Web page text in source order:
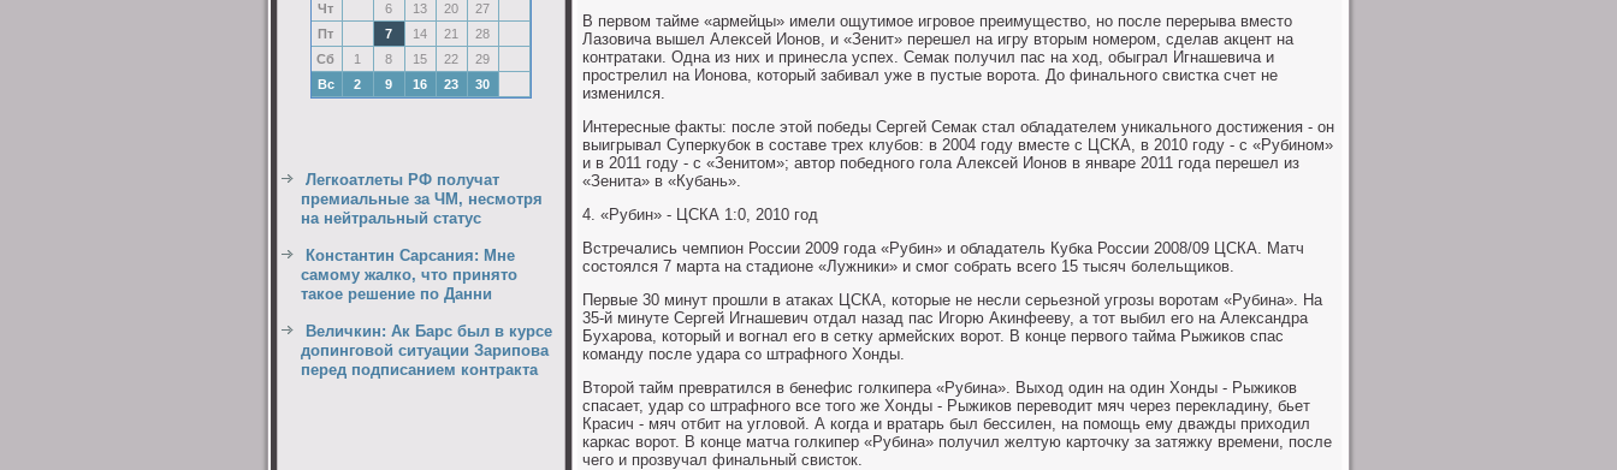
Чт
6 13 20
27
Пт
7 14 21
28
Сб
1 8 15 22
29
Вс
2 9 16 23 30
Легкоатлеты РФ получат
премиальные за ЧМ, несмотря
на нейтральный статус
Константин Сарсания: Мне
самому жалко, что принято
такое решение по Данни
Величкин: Ак Барс был в курсе
допинговой ситуации Зарипова
перед подписанием контракта
В первом тайме «армейцы» имели ощутимое игровое преимущество, но после перерыва вместо
Лазовича вышел Алексей Ионов, и «Зенит» перешел на игру вторым номером, сделав акцент на
контратаки. Одна из них и принесла успех. Семак получил пас на ход, обыграл Игнашевича и
прострелил на Ионова, который забивал уже в пустые ворота. До финального свистка счет не
изменился.
Интересные факты: после этой победы Сергей Семак стал обладателем уникального достижения - он
выигрывал Суперкубок в составе трех клубов: в 2004 году вместе с ЦСКА, в 2010 году - с «Рубином»
и в 2011 году - с «Зенитом»; автор победного гола Алексей Ионов в январе 2011 года перешел из
«Зенита» в «Кубань».
4. «Рубин» - ЦСКА 1:0, 2010 год
Встречались чемпион России 2009 года «Рубин» и обладатель Кубка России 2008/09 ЦСКА. Матч
состоялся 7 марта на стадионе «Лужники» и смог собрать всего 15 тысяч болельщиков.
Первые 30 минут прошли в атаках ЦСКА, которые не несли серьезной угрозы воротам «Рубина». На
35-й минуте Сергей Игнашевич отдал назад пас Игорю Акинфееву, а тот выбил его на Александра
Бухарова, который и вогнал его в сетку армейских ворот. В конце первого тайма Рыжиков спас
команду после удара со штрафного Хонды.
Второй тайм превратился в бенефис голкипера «Рубина». Выход один на один Хонды - Рыжиков
спасает, удар со штрафного все того же Хонды - Рыжиков переводит мяч через перекладину, бьет
Красич - мяч отбит на угловой. А когда и вратарь был бессилен, на помощь ему дважды приходил
каркас ворот. В конце матча голкипер «Рубина» получил желтую карточку за затяжку времени, после
чего и прозвучал финальный свисток.